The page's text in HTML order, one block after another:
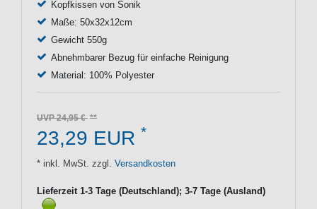
Kopfkissen von Sonik
Maße: 50x32x12cm
Gewicht 550g
Abnehmbarer Bezug für einfache Reinigung
Material: 100% Polyester
UVP 24,95 €
23,29 EUR *
* inkl. MwSt. zzgl. Versandkosten
Lieferzeit 1-3 Tage (Deutschland); 3-7 Tage (Ausland)